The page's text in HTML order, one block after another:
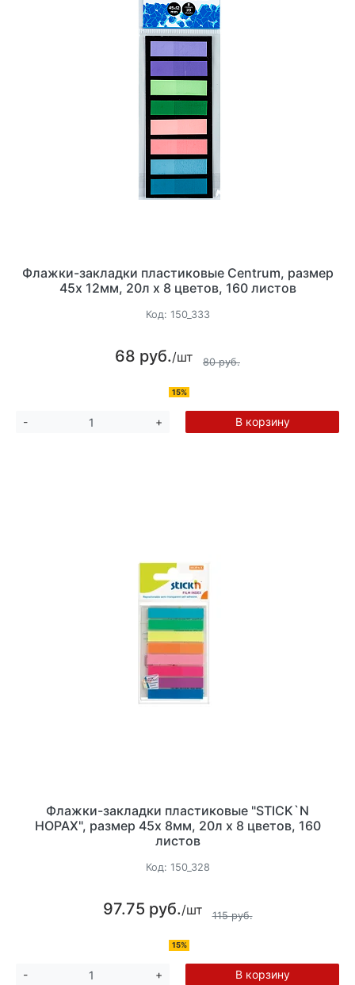
Флажки-закладки пластиковые Centrum, размер
45х 12мм, 20л х 8 цветов, 160 листов
Код: 150_333
68 руб./шт 80 руб.
15%
- + В корзину
Флажки-закладки пластиковые "STICK`N
HOPAX", размер 45х 8мм, 20л х 8 цветов, 160
листов
Код: 150_328
97.75 руб./шт 115 руб.
15%
- + В корзину